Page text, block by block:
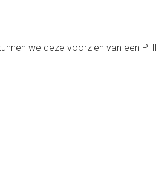
we deze voorzien van een